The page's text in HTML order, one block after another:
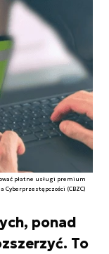
płatne usługi premium
(CBZC)
ponad
To